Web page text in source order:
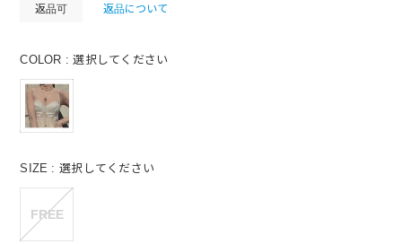
返品可 返品について
COLOR 選択してください
SIZE 選択してください
FREE